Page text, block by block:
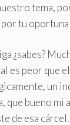
tema,
tu
¿sabes?
es peor que
un
que bueno mi
de esa cárcel.